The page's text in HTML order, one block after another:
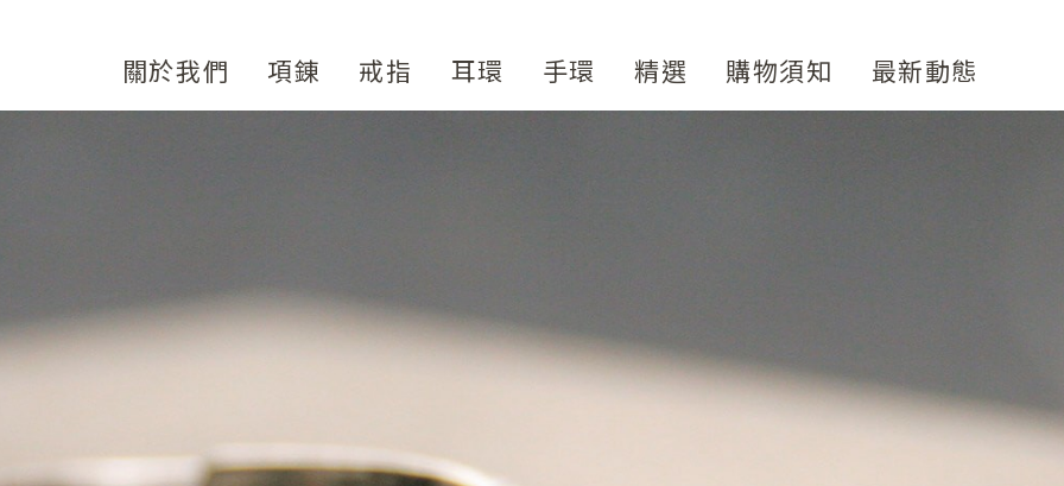
花蓮手作體驗課程
關於我們 項錬 戒指 耳環 手環 精選 購物須知 最新動態